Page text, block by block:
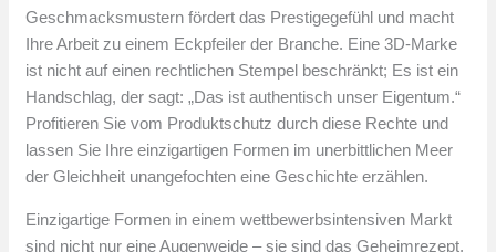
Geschmacksmustern fördert das Prestigegefühl und macht
Ihre Arbeit zu einem Eckpfeiler der Branche. Eine 3D-Marke
ist nicht auf einen rechtlichen Stempel beschränkt; Es ist ein
Handschlag, der sagt: „Das ist authentisch unser Eigentum.“
Profitieren Sie vom Produktschutz durch diese Rechte und
lassen Sie Ihre einzigartigen Formen im unerbittlichen Meer
der Gleichheit unangefochten eine Geschichte erzählen.
Einzigartige Formen in einem wettbewerbsintensiven Markt
sind nicht nur eine Augenweide – sie sind das Geheimrezept,